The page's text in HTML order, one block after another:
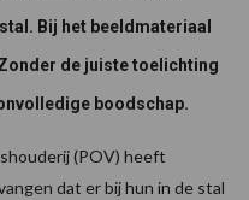
Bij het beeldmateriaal
de juiste toelichting
boodschap.
(POV) heeft
dat er bij hun in de stal